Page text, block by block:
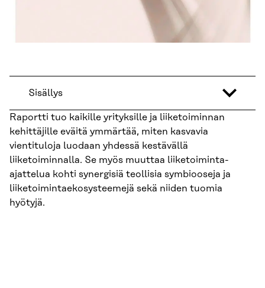
Sisällys
Raportti tuo kaikille yrityksille ja liiketoiminnan
kehittäjille eväitä ymmärtää, miten kasvavia
vientituloja luodaan yhdessä kestävällä
liiketoiminnalla. Se myös muuttaa liiketoiminta-
ajattelua kohti synergisiä teollisia symbiooseja ja
liiketoimintaekosysteemejä sekä niiden tuomia
hyötyjä.